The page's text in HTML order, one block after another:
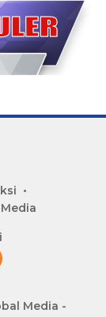
Media -